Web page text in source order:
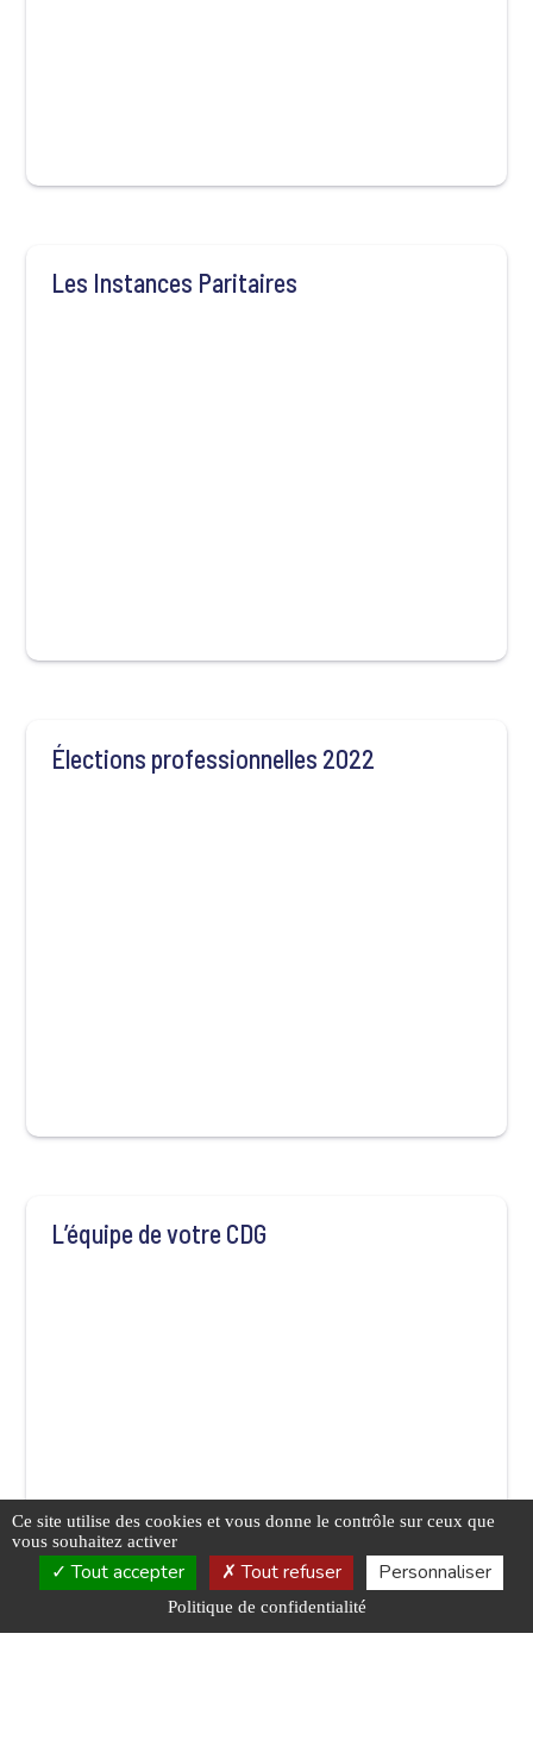
Les Instances Paritaires
Élections professionnelles 2022
L’équipe de votre CDG
Ce site utilise des cookies et vous donne le contrôle sur ceux que
vous souhaitez activer
Tout accepter Tout refuser Personnaliser
Politique de confidentialité